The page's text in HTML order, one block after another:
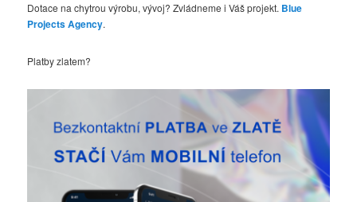
t
Dotace na chytrou výrobu, vývoj? Zvládneme i Váš projekt. Blue
Projects Agency.
Platby zlatem?